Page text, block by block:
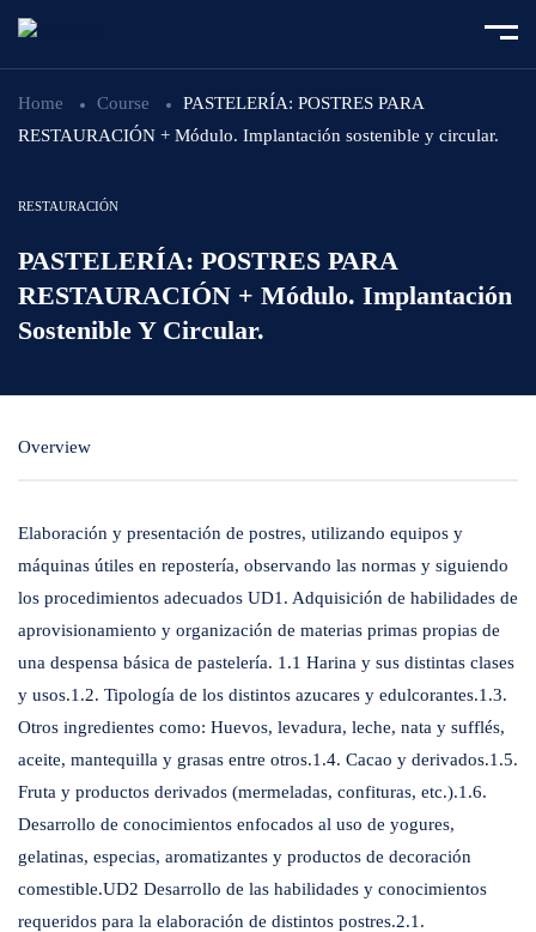
Home Course
PASTELERÍA: POSTRES PARA
RESTAURACIÓN + Módulo. Implantación sostenible y circular.
RESTAURACIÓN
PASTELERÍA: POSTRES PARA
RESTAURACIÓN + Módulo. Implantación
Sostenible Y Circular.
Overview
Elaboración y presentación de postres, utilizando equipos y
máquinas útiles en repostería, observando las normas y siguiendo
los procedimientos adecuados UD1. Adquisición de habilidades de
aprovisionamiento y organización de materias primas propias de
una despensa básica de pastelería. 1.1 Harina y sus distintas clases
y usos.1.2. Tipología de los distintos azucares y edulcorantes.1.3.
Otros ingredientes como: Huevos, levadura, leche, nata y sufflés,
aceite, mantequilla y grasas entre otros.1.4. Cacao y derivados.1.5.
Fruta y productos derivados (mermeladas, confituras, etc.).1.6.
Desarrollo de conocimientos enfocados al uso de yogures,
gelatinas, especias, aromatizantes y productos de decoración
comestible.UD2 Desarrollo de las habilidades y conocimientos
requeridos para la elaboración de distintos postres.2.1.